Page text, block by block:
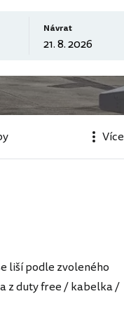
Návrat
Více
liší podle zvoleného
z duty free / kabelka /